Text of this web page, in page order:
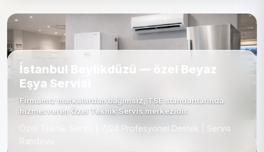
İstanbul Beylikdüzü — özel Beyaz
Eşya Servisi
Firmamız markalardan bağımsız, TSE standartlarında
hizmet veren Özel Teknik Servis merkezidir.
Özel Teknik Servis | 7/24 Profesyonel Destek | Servis